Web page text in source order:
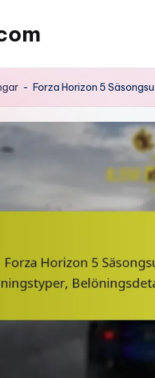
- Forza Horizon 5